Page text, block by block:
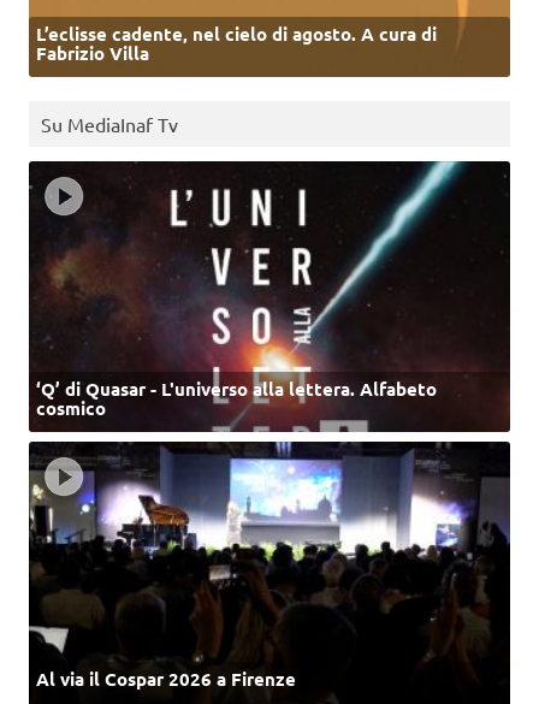
L’eclisse cadente, nel cielo di agosto. A cura di
Fabrizio Villa
Su MediaInaf Tv
‘Q’ di Quasar - L'universo alla lettera. Alfabeto
cosmico
Al via il Cospar 2026 a Firenze